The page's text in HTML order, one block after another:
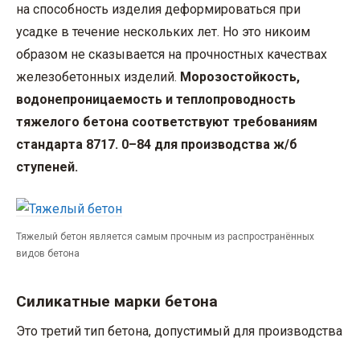
на способность изделия деформироваться при
усадке в течение нескольких лет. Но это никоим
образом не сказывается на прочностных качествах
железобетонных изделий. Морозостойкость,
водонепроницаемость и теплопроводность
тяжелого бетона соответствуют требованиям
стандарта 8717. 0–84 для производства ж/б
ступеней.
Тяжелый бетон является самым прочным из распространённых
видов бетона
Силикатные марки бетона
Это третий тип бетона, допустимый для производства